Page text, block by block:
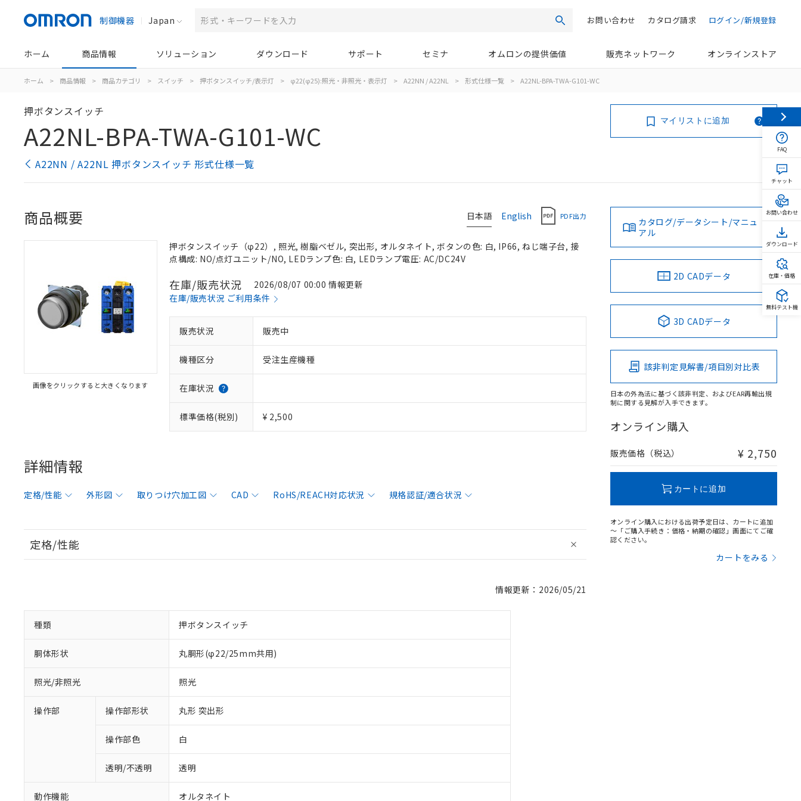
制御機器 Japan 検索 ログイン/新規登録
カタログ請求
お問い合わせ
ホーム 商品情報 ソリューション ダウンロード サポート セミナ オムロンの提供価値 販売ネットワーク オンラインストア
ホーム > 商品情報 > 商品カテゴリ > スイッチ > 押ボタンスイッチ/表示灯 > φ22(φ25):照光・非照光・表示灯 > A22NN / A22NL > 形式仕様一覧 > A22NL-BPA-TWA-G101-WC
押ボタンスイッチ
A22NL-BPA-TWA-G101-WC
A22NN / A22NL 押ボタンスイッチ 形式仕様一覧
マイリストに追加
日本語 English PDF出力
商品概要
画像をクリックすると大きくなります
押ボタンスイッチ（φ22）, 照光, 樹脂ベゼル, 突出形, オルタネイト, ボタンの色: 白, IP66, ねじ端子台, 接
点構成: NO/点灯ユニット/NO, LEDランプ色: 白, LEDランプ電圧: AC/DC24V
在庫/販売状況
2026/08/07 00:00 情報更新
在庫/販売状況 ご利用条件
販売状況 販売中
機種区分 受注生産機種
在庫状況
標準価格(税別) ¥ 2,500
詳細情報
定格/性能 外形図 取りつけ穴加工図 CAD RoHS/REACH対応状況 規格認証/適合状況
定格/性能
情報更新：2026/05/21
種類 押ボタンスイッチ
胴体形状 丸胴形(φ22/25mm共用)
照光/非照光 照光
操作部 操作部形状 丸形 突出形
操作部色 白
透明/不透明 透明
動作機能 オルタネイト
カタログ/データシート/マニュ
アル
2D CADデータ
3D CADデータ
該非判定見解書/項目別対比表
日本の外為法に基づく該非判定、およびEAR再輸出規
制に関する見解が入手できます。
オンライン購入
販売価格（税込） ¥ 2,750
カートに追加
オンライン購入における出荷予定日は、カートに追加
～「ご購入手続き：価格・納期の確認」画面にてご確
認ください。
カートをみる
FAQ
チャット
お問い合わせ
ダウンロード
在庫・価格
無料テスト機